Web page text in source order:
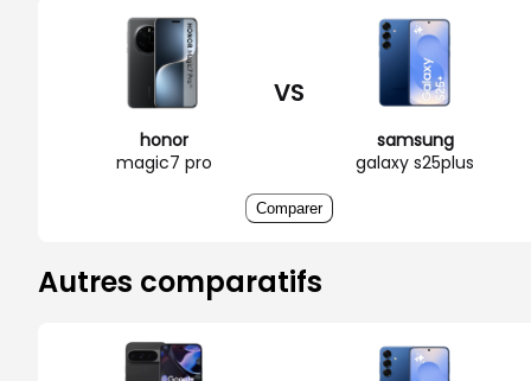
honor
magic7 pro
VS
samsung
galaxy s25plus
Comparer
Autres comparatifs